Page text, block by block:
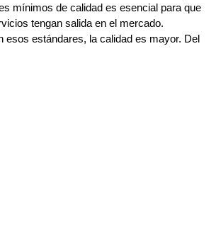
mínimos de calidad es esencial para que
tengan salida en el mercado.
esos estándares, la calidad es mayor. Del